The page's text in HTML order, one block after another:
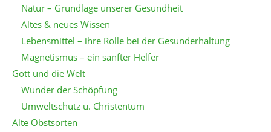
Natur – Grundlage unserer Gesundheit
Altes & neues Wissen
Lebensmittel – ihre Rolle bei der Gesunderhaltung
Magnetismus – ein sanfter Helfer
Gott und die Welt
Wunder der Schöpfung
Umweltschutz u. Christentum
Alte Obstsorten